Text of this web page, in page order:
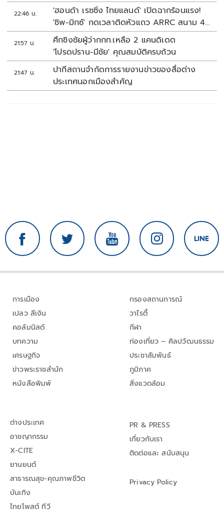
22:46 น.
'ฮอนด้า เรซซิ่ง ไทยแลนด์' เปิดฉากร้อนแรง!
'ชิพ-มิกซ์' กดเวลาติดหัวแถว ARRC สนาม 4
ที่มัลดาลิกา
21:57 น.
ศึกชิงชัยผู้ว่ากกท.เหลือ 2 แคนดิเดต
'โปรดปราน-มีชัย' คุณสมบัติครบถ้วน
21:47 น.
ปากีสถานจำกัดการรายงานข่าวของสื่อต่าง
ประเทศนอกเมืองสำคัญ
การเมือง
เปลว สีเงิน
คอลัมนิสต์
บทความ
เศรษฐกิจ
ข่าวพระราชสำนัก
หนังสือพิมพ์
กรองสถานการณ์
วาไรตี้
กีฬา
ท่องเที่ยว – ศิลปวัฒนธรรม
ประชาสัมพันธ์
ภูมิภาค
สิ่งแวดล้อม
ต่างประเทศ
อาชญากรรม
X-CITE
ยานยนต์
สาธารณสุข-คุณภาพชีวิต
บันเทิง
ไทยโพสต์ ทีวี
PR & PRESS
เกี่ยวกับเรา
ติดต่อและ สนับสนุน
Privacy Policy